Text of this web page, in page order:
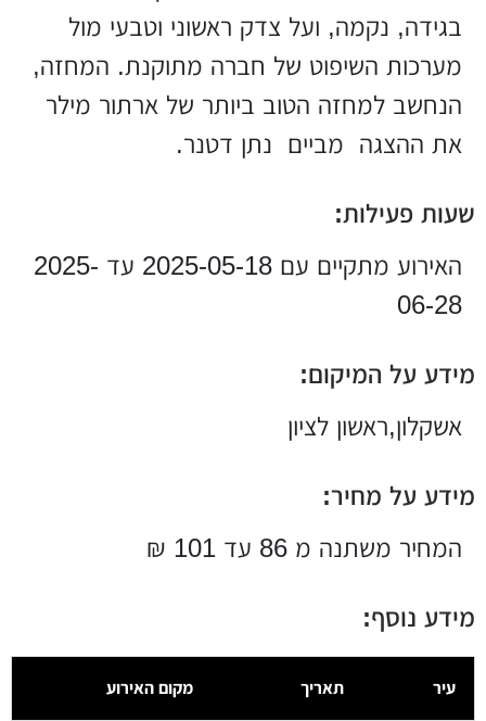
בגידה, נקמה, ועל צדק ראשוני וטבעי מול
מערכות השיפוט של חברה מתוקנת. המחזה,
הנחשב למחזה הטוב ביותר של ארתור מילר
את ההצגה מביים נתן דטנר.
שעות פעילות:
האירוע מתקיים עם 2025-05-18 עד 2025-
06-28
מידע על המיקום:
אשקלון,ראשון לציון
מידע על מחיר:
המחיר משתנה מ 86 עד 101 ₪
מידע נוסף:
עיר תאריך מקום האירוע